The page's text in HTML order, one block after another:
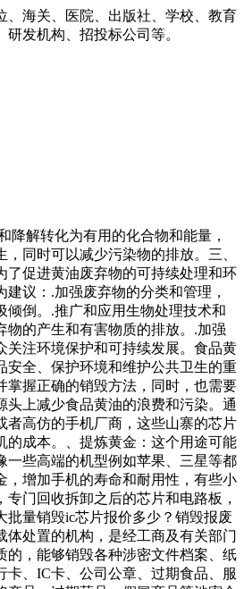
、海关、医院、出版社、学校、教育
发机构、招投标公司等。
降解转化为有用的化合物和能量，
同时可以减少污染物的排放。三、
了促进黄油废弃物的可持续处理和环
议：.加强废弃物的分类和管理，
倾倒。.推广和应用生物处理技术和
物的产生和有害物质的排放。.加强
关注环境保护和可持续发展。食品黄
安全、保护环境和维护公共卫生的重
掌握正确的销毁方法，同时，也需要
头上减少食品黄油的浪费和污染。通
者高仿的手机厂商，这些山寨的芯片
的成本。、提炼黄金：这个用途可能
一些高端的机型例如苹果、三星等都
，增加手机的寿命和耐用性，有些小
专门回收拆卸之后的芯片和电路板，
批量销毁ic芯片报价多少？销毁报废
体处置的机构，是经工商及有关部门
的，能够销毁各种涉密文件档案、纸
卡、IC卡、公司公章、过期食品、服